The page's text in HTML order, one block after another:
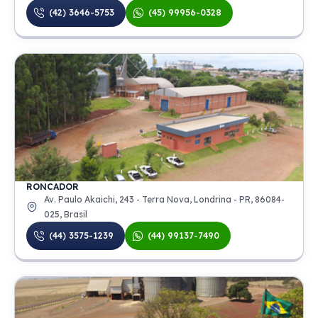
(42) 3646-5753
(45) 99956-0328
RONCADOR
Av. Paulo Akaichi, 243 - Terra Nova, Londrina - PR, 86084-
025, Brasil
(44) 3575-1239
(44) 99137-7490